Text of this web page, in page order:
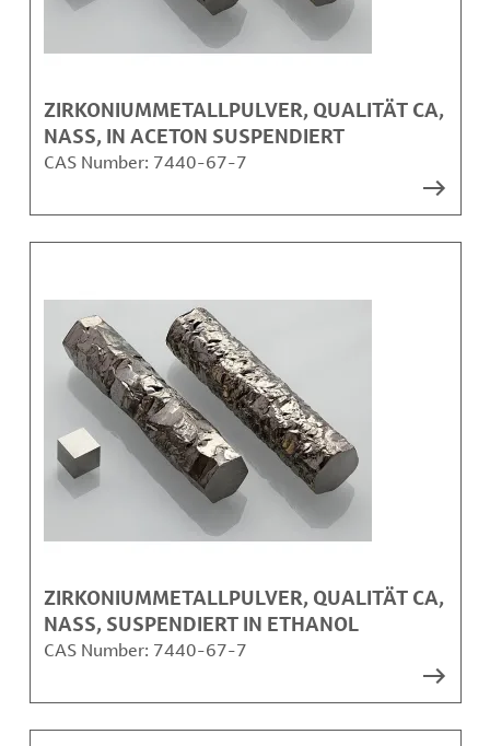
ZIRKONIUMMETALLPULVER, QUALITÄT CA,
NASS, IN ACETON SUSPENDIERT
CAS Number: 7440-67-7
ZIRKONIUMMETALLPULVER, QUALITÄT CA,
NASS, SUSPENDIERT IN ETHANOL
CAS Number: 7440-67-7